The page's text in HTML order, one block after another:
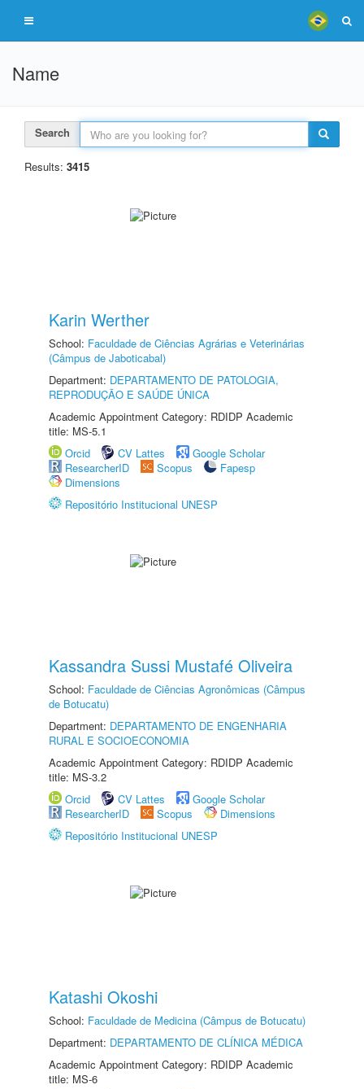
Name
Search
Results: 3415
Karin Werther
School: Faculdade de Ciências Agrárias e Veterinárias
(Câmpus de Jaboticabal)
Department: DEPARTAMENTO DE PATOLOGIA,
REPRODUÇÃO E SAÚDE ÚNICA
Academic Appointment Category: RDIDP Academic
title: MS-5.1
Orcid
CV Lattes
Google Scholar
ResearcherID
Scopus
Fapesp
Dimensions
Repositório Institucional UNESP
Kassandra Sussi Mustafé Oliveira
School: Faculdade de Ciências Agronômicas (Câmpus
de Botucatu)
Department: DEPARTAMENTO DE ENGENHARIA
RURAL E SOCIOECONOMIA
Academic Appointment Category: RDIDP Academic
title: MS-3.2
Orcid
CV Lattes
Google Scholar
ResearcherID
Scopus
Dimensions
Repositório Institucional UNESP
Katashi Okoshi
School: Faculdade de Medicina (Câmpus de Botucatu)
Department: DEPARTAMENTO DE CLÍNICA MÉDICA
Academic Appointment Category: RDIDP Academic
title: MS-6